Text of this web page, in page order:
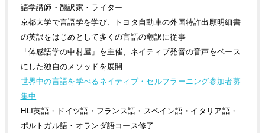
語学講師・翻訳家・ライター
京都大学で言語学を学び、トヨタ自動車の外国特許出願明細書
の英訳をはじめとして多くの言語の翻訳に従事
「体感語学の中村屋」を主催、ネイティブ発音の音声をベース
にした独自のメソッドを展開
世界中の言語を学べるネイティブ・セルフラーニング参加者募
集中
HLI英語・ドイツ語・フランス語・スペイン語・イタリア語・
ポルトガル語・オランダ語コース修了